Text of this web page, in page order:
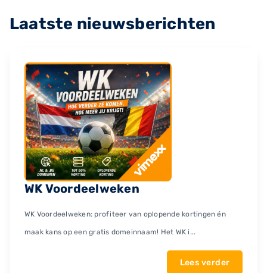
Laatste nieuwsberichten
WK Voordeelweken
WK Voordeelweken: profiteer van oplopende kortingen én
maak kans op een gratis domeinnaam! Het WK i...
Lees verder